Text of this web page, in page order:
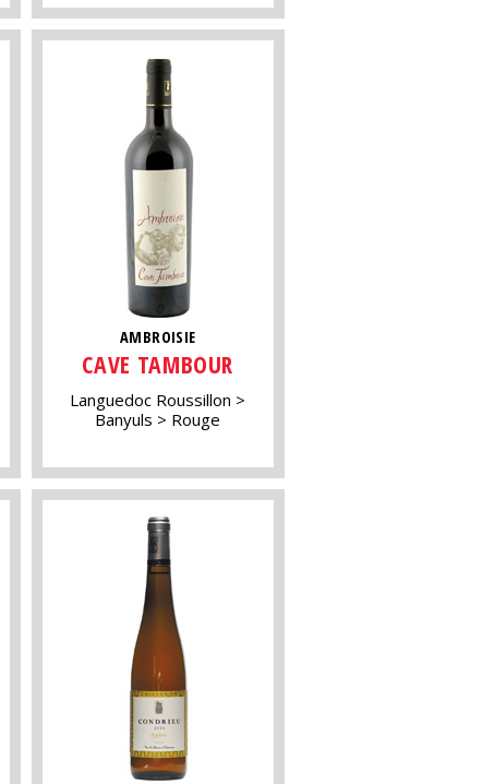
AMBROISIE
CAVE TAMBOUR
Languedoc Roussillon
Banyuls
Rouge